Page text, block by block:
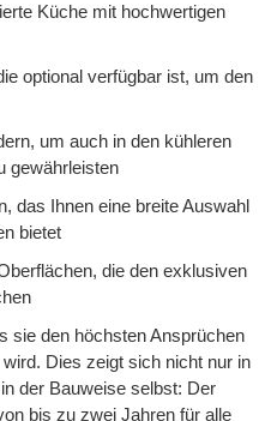
Küche mit hochwertigen
optional verfügbar ist, um den
um auch in den kühleren
gewährleisten
das Ihnen eine breite Auswahl
bietet
die den exklusiven
sie den höchsten Ansprüchen
Dies zeigt sich nicht nur in
der Bauweise selbst: Der
bis zu zwei Jahren für alle